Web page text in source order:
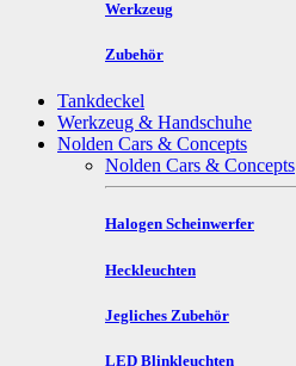
Werkzeug
Zubehör
Tankdeckel
Werkzeug & Handschuhe
Nolden Cars & Concepts
Nolden Cars & Concepts
Halogen Scheinwerfer
Heckleuchten
Jegliches Zubehör
LED Blinkleuchten